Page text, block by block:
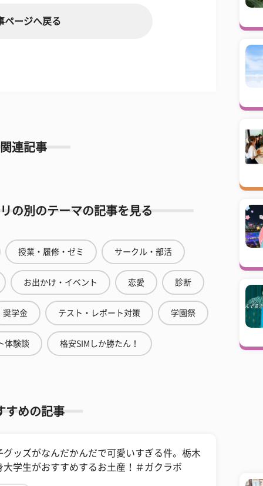
ページへ戻る
関連記事
の別のテーマの記事を見る
授業・履修・ゼミ サークル・部活
お出かけ・イベント 恋愛 診断
奨学金 テスト・レポート対策 学園祭
体験談 格安SIMしか勝たん！
すめの記事
グッズがなんだかんだで可愛いすぎる件。栃木
大学生がおすすめするお土産！＃ガクラボ